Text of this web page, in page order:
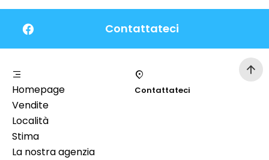
Contattateci
Homepage
Vendite
Località
Stima
La nostra agenzia
Contattateci